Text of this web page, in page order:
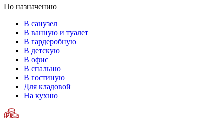
По назначению
В санузел
В ванную и туалет
В гардеробную
В детскую
В офис
В спальню
В гостиную
Для кладовой
На кухню